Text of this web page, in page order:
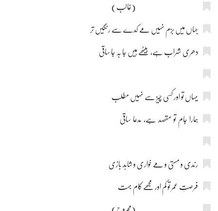
(غالب)
جہاں میں بزم نہیں مے کدے سے رنگیں تر
دھری شراب ہے، بیٹھے ہیں جا بہ جا ساقی
یہاں تو اور کسی چیز سے نہیں مطلب
ہمارا جام تو مقصد ہے، مدعا ساقی
رندی و مستی و مے خواری و شاہد بازی
فرصتِ عمر تو کم اور مجھے کام بہت
(مجروح)